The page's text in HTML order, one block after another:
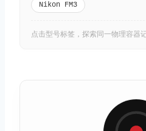
Nikon FM3
点击型号标签，探索同一物理容器